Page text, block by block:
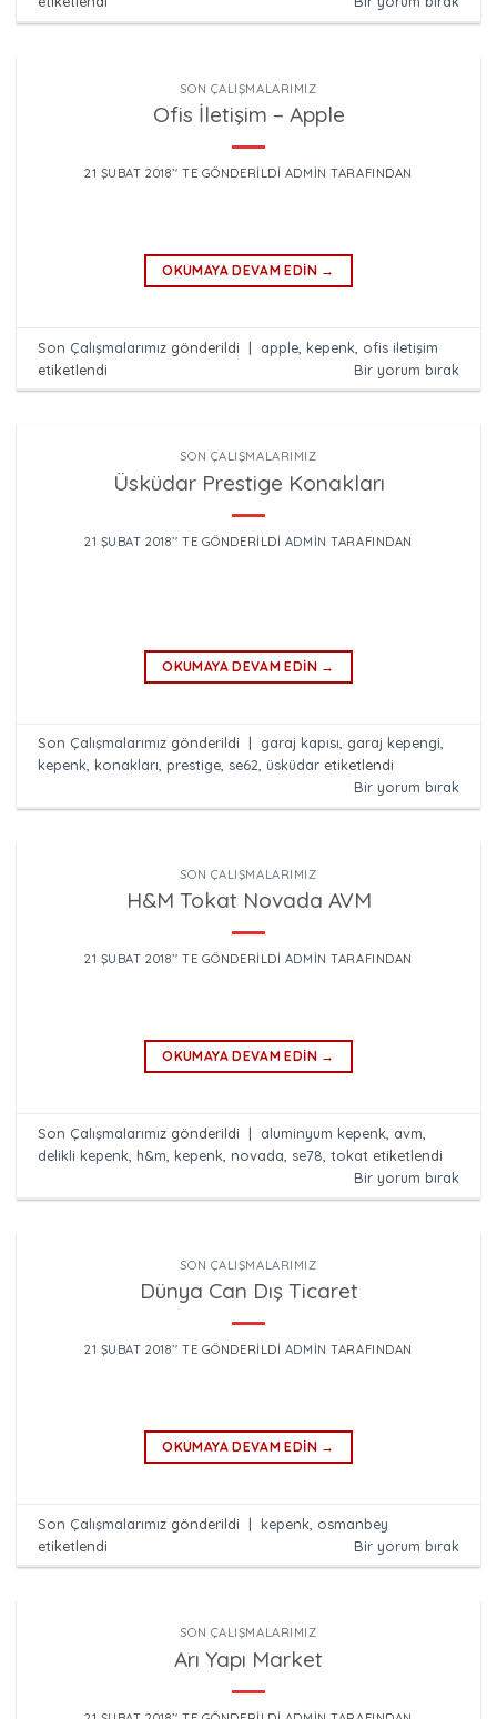
SON ÇALIŞMALARIMIZ
Ofis İletişim – Apple
21 ŞUBAT 2018’' TE GÖNDERILDI ADMIN TARAFINDAN
OKUMAYA DEVAM EDIN →
Son Çalışmalarımız gönderildi | apple kepenk ofis iletişim
etiketlendi
Bir yorum bırak
SON ÇALIŞMALARIMIZ
Üsküdar Prestige Konakları
21 ŞUBAT 2018’' TE GÖNDERILDI ADMIN TARAFINDAN
OKUMAYA DEVAM EDIN →
Son Çalışmalarımız gönderildi | garaj kapısı, garaj kepengi,
kepenk, konakları, prestige, se62, üsküdar etiketlendi
Bir yorum bırak
SON ÇALIŞMALARIMIZ
H&M Tokat Novada AVM
21 ŞUBAT 2018’' TE GÖNDERILDI ADMIN TARAFINDAN
OKUMAYA DEVAM EDIN →
Son Çalışmalarımız gönderildi | aluminyum kepenk avm
delikli kepenk h&m kepenk novada se78 ,tokat etiketlendi
Bir yorum bırak
SON ÇALIŞMALARIMIZ
Dünya Can Dış Ticaret
21 ŞUBAT 2018’' TE GÖNDERILDI ADMIN TARAFINDAN
OKUMAYA DEVAM EDIN →
Son Çalışmalarımız gönderildi | kepenk osmanbey
etiketlendi
Bir yorum bırak
SON ÇALIŞMALARIMIZ
Arı Yapı Market